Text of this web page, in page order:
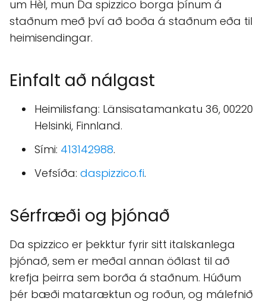
um Hèl, mun Da spizzico borga þínum á
staðnum með því að boða á staðnum eða til
heimisendingar.
Einfalt að nálgast
Heimilisfang: Länsisatamankatu 36, 00220
Helsinki, Finnland.
Sími: 413142988.
Vefsíða: daspizzico.fi.
Sérfræði og þjónað
Da spizzico er þekktur fyrir sitt italskanlega
þjónað, sem er meðal annan öðlast til að
krefja þeirra sem borða á staðnum. Húðum
þér bæði mataræktun og roðun, og málefnið